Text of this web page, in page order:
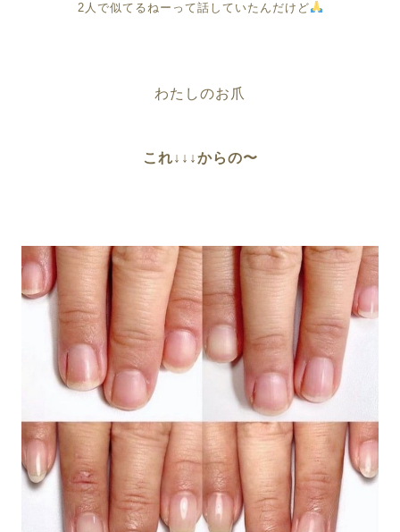
2人で似てるねーって話していたんだけど
わたしのお爪
これ↓↓↓からの〜